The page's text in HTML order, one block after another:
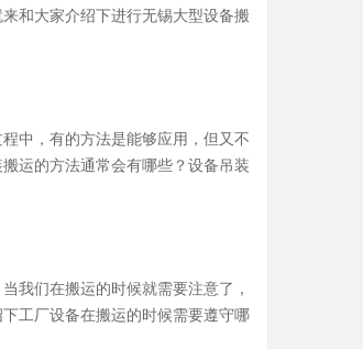
和大家介绍下进行无锡大型设备搬
中，有的方法是能够应用，但又不
运的方法通常会有哪些？设备吊装
我们在搬运的时候就需要注意了，
工厂设备在搬运的时候需要遵守哪